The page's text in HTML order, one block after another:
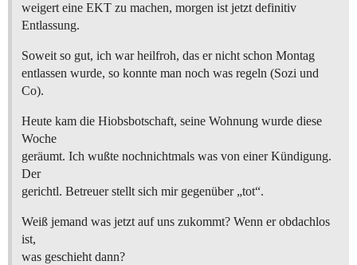
weigert eine EKT zu machen, morgen ist jetzt definitiv
Entlassung.
Soweit so gut, ich war heilfroh, das er nicht schon Montag
entlassen wurde, so konnte man noch was regeln (Sozi und
Co).
Heute kam die Hiobsbotschaft, seine Wohnung wurde diese
Woche
geräumt. Ich wußte nochnichtmals was von einer Kündigung.
Der
gerichtl. Betreuer stellt sich mir gegenüber „tot“.
Weiß jemand was jetzt auf uns zukommt? Wenn er obdachlos
ist,
was geschieht dann?